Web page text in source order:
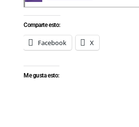
Comparte esto:
Facebook X
Me gusta esto: